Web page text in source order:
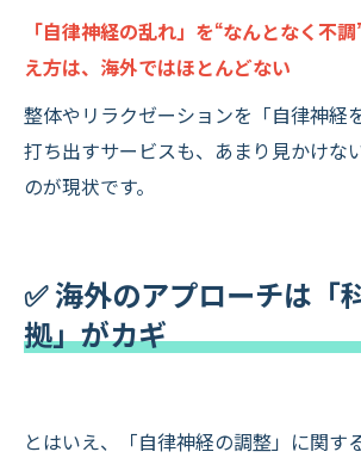
「自律神経の乱れ」を“なんとなく不
え方は、海外ではほとんどない
整体やリラクゼーションを「自律神経
打ち出すサービスも、あまり見かけな
のが現状です。
✅ 海外のアプローチは「
拠」がカギ
とはいえ、「自律神経の調整」に関す